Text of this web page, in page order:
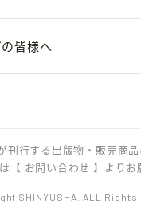
皆様へ
刊行する出版物・販売商
【 お問い合わせ 】 よりお
SHINYUSHA. ALL Rights